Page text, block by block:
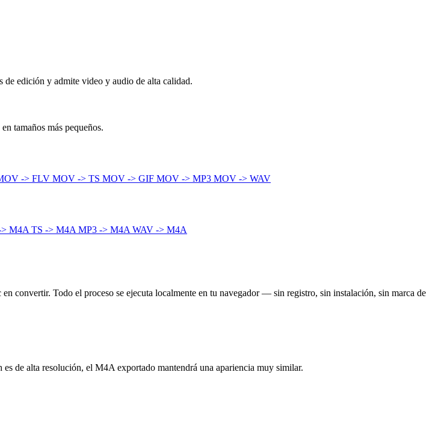
edición y admite video y audio de alta calidad.
tamaños más pequeños.
-> FLV MOV -> TS MOV -> GIF MOV -> MP3 MOV -> WAV
M4A TS -> M4A MP3 -> M4A WAV -> M4A
convertir. Todo el proceso se ejecuta localmente en tu navegador — sin registro, sin instalación, sin marca de
de alta resolución, el M4A exportado mantendrá una apariencia muy similar.